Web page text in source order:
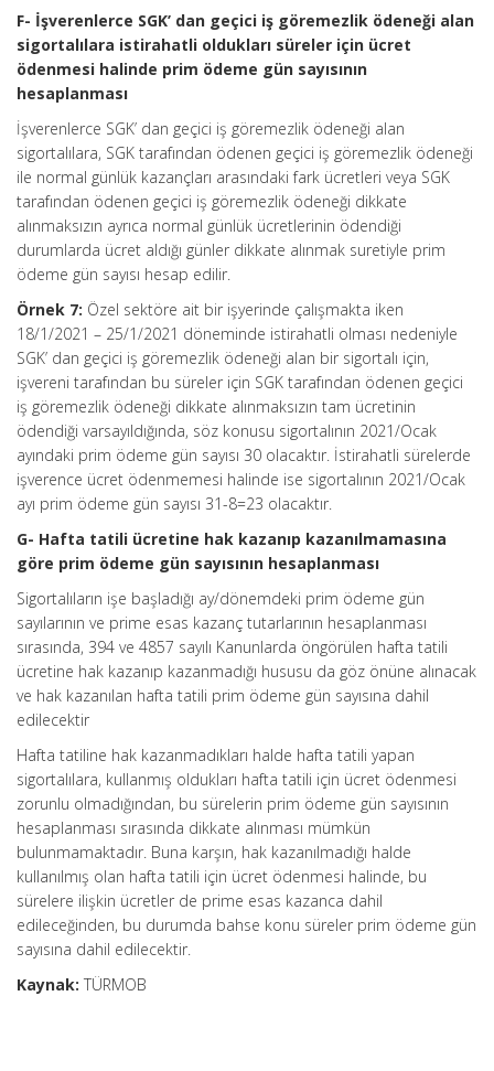
F- İşverenlerce SGK’ dan geçici iş göremezlik ödeneği alan
sigortalılara istirahatli oldukları süreler için ücret
ödenmesi halinde prim ödeme gün sayısının
hesaplanması
İşverenlerce SGK’ dan geçici iş göremezlik ödeneği alan
sigortalılara, SGK tarafından ödenen geçici iş göremezlik ödeneği
ile normal günlük kazançları arasındaki fark ücretleri veya SGK
tarafından ödenen geçici iş göremezlik ödeneği dikkate
alınmaksızın ayrıca normal günlük ücretlerinin ödendiği
durumlarda ücret aldığı günler dikkate alınmak suretiyle prim
ödeme gün sayısı hesap edilir.
Örnek 7: Özel sektöre ait bir işyerinde çalışmakta iken
18/1/2021 – 25/1/2021 döneminde istirahatli olması nedeniyle
SGK’ dan geçici iş göremezlik ödeneği alan bir sigortalı için,
işvereni tarafından bu süreler için SGK tarafından ödenen geçici
iş göremezlik ödeneği dikkate alınmaksızın tam ücretinin
ödendiği varsayıldığında, söz konusu sigortalının 2021/Ocak
ayındaki prim ödeme gün sayısı 30 olacaktır. İstirahatli sürelerde
işverence ücret ödenmemesi halinde ise sigortalının 2021/Ocak
ayı prim ödeme gün sayısı 31-8=23 olacaktır.
G- Hafta tatili ücretine hak kazanıp kazanılmamasına
göre prim ödeme gün sayısının hesaplanması
Sigortalıların işe başladığı ay/dönemdeki prim ödeme gün
sayılarının ve prime esas kazanç tutarlarının hesaplanması
sırasında, 394 ve 4857 sayılı Kanunlarda öngörülen hafta tatili
ücretine hak kazanıp kazanmadığı hususu da göz önüne alınacak
ve hak kazanılan hafta tatili prim ödeme gün sayısına dahil
edilecektir
Hafta tatiline hak kazanmadıkları halde hafta tatili yapan
sigortalılara, kullanmış oldukları hafta tatili için ücret ödenmesi
zorunlu olmadığından, bu sürelerin prim ödeme gün sayısının
hesaplanması sırasında dikkate alınması mümkün
bulunmamaktadır. Buna karşın, hak kazanılmadığı halde
kullanılmış olan hafta tatili için ücret ödenmesi halinde, bu
sürelere ilişkin ücretler de prime esas kazanca dahil
edileceğinden, bu durumda bahse konu süreler prim ödeme gün
sayısına dahil edilecektir.
Kaynak: TÜRMOB